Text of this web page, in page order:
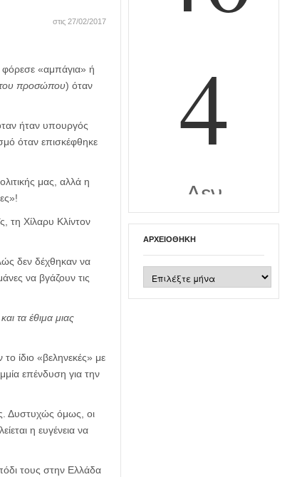
στις 27/02/2017
«αμπάγια» ή
προσώπου) όταν
ήταν υπουργός
όταν επισκέφθηκε
μας, αλλά η
τη Χίλαρυ Κλίντον
δεν δέχθηκαν να
να βγάζουν τις
τα έθιμα μιας
ίδιο «βεληνεκές» με
επένδυση για την
Δυστυχώς όμως, οι
η ευγένεια να
τους στην Ελλάδα
ΑΡΧΕΙΟΘΉΚΗ